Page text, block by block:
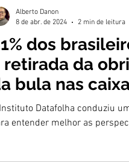
dos
retirada da
bula nas
Datafolha conduziu
entender melhor as
Alberto Danon
8 de abr. de 2024
2 min de leitura